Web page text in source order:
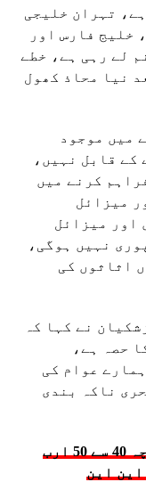
تہران خلیجی
خلیج فارس اور
لے رہی ہے، خطے
نیا محاذ کھول
میں موجود
کے قابل نہیں،
کرنے میں
میزائل
اور میزائل
نہیں ہوگی،
اثاثوں کی
نے کہا کہ
حصہ ہے،
عوام کی
ناکہ بندی
ایران جنگ میں خرچہ 40 سے 50 ارب
این